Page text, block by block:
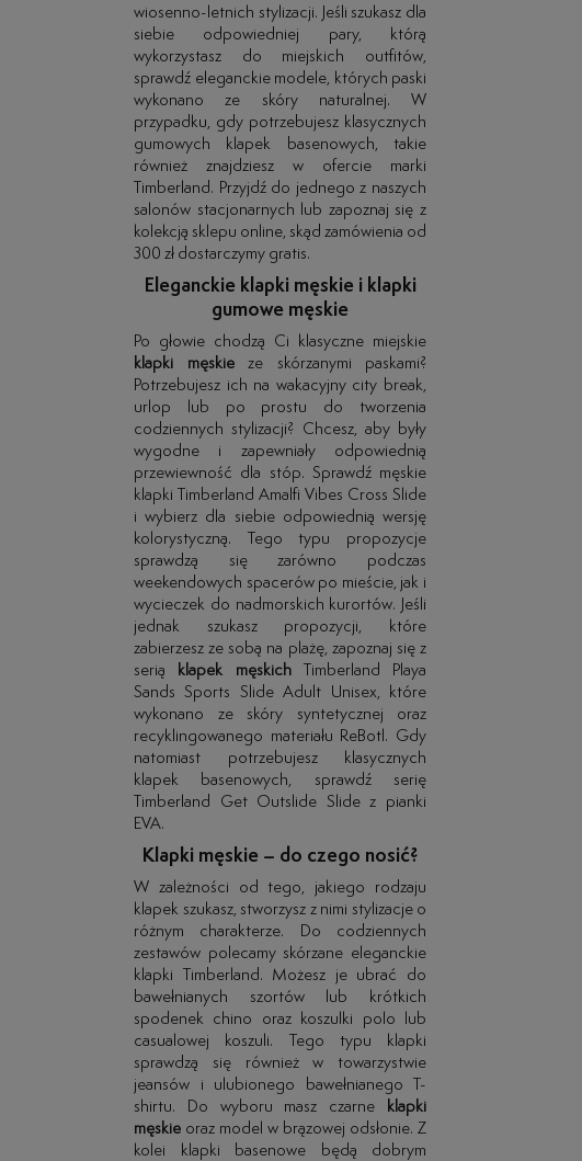
wiosenno-letnich stylizacji. Jeśli szukasz dla
siebie odpowiedniej pary, którą
wykorzystasz do miejskich outfitów,
sprawdź eleganckie modele, których paski
wykonano ze skóry naturalnej. W
przypadku, gdy potrzebujesz klasycznych
gumowych klapek basenowych, takie
również znajdziesz w ofercie marki
Timberland. Przyjdź do jednego z naszych
salonów stacjonarnych lub zapoznaj się z
kolekcją sklepu online, skąd zamówienia od
300 zł dostarczymy gratis.
Eleganckie klapki męskie i klapki
gumowe męskie
Po głowie chodzą Ci klasyczne miejskie
klapki męskieze skórzanymi paskami?
Potrzebujesz ich na wakacyjny city break,
urlop lub po prostu do tworzenia
codziennych stylizacji? Chcesz, aby były
wygodne i zapewniały odpowiednią
przewiewność dla stóp. Sprawdź męskie
klapki Timberland Amalfi Vibes Cross Slide
i wybierz dla siebie odpowiednią wersję
kolorystyczną. Tego typu propozycje
sprawdzą się zarówno podczas
weekendowych spacerów po mieście, jak i
wycieczek do nadmorskich kurortów. Jeśli
jednak szukasz propozycji, które
zabierzesz ze sobą na plażę, zapoznaj się z
serią
klapek męskichTimberland Playa
Sands Sports Slide Adult Unisex, które
wykonano ze skóry syntetycznej oraz
recyklingowanego materiału ReBotl. Gdy
natomiast potrzebujesz klasycznych
klapek basenowych, sprawdź serię
Timberland Get Outslide Slide z pianki
EVA.
Klapki męskie – do czego nosić?
W zależności od tego, jakiego rodzaju
klapek szukasz, stworzysz z nimi stylizacje o
różnym charakterze. Do codziennych
zestawów polecamy skórzane eleganckie
klapki Timberland. Możesz je ubrać do
bawełnianych szortów lub krótkich
spodenek chino oraz koszulki polo lub
casualowej koszuli. Tego typu klapki
sprawdzą się również w towarzystwie
jeansów i ulubionego bawełnianego T-
shirtu. Do wyboru masz czarne
klapki
męskie oraz model w brązowej odsłonie. Z
kolei klapki basenowe będą dobrym